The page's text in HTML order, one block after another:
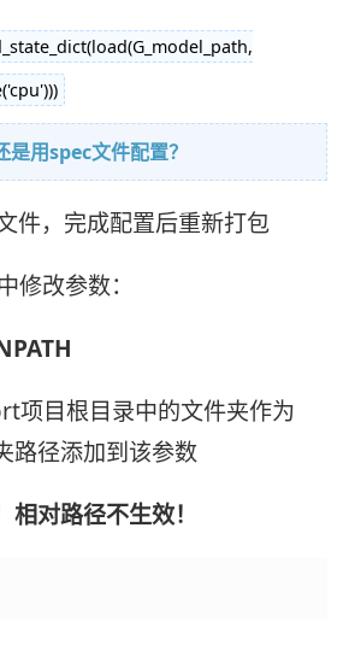
用spec文件配置？
件，完成配置后重新打包
改参数：
项目根目录中的文件夹作为
路径添加到该参数
对路径不生效！